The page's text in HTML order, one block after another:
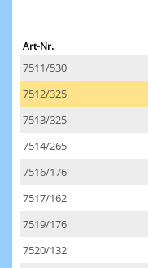
Art-Nr.
7511/530
7512/325
7513/325
7514/265
7516/176
7517/162
7519/176
7520/132